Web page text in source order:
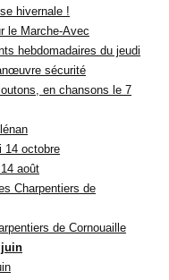
hivernale !
le Marche-Avec
hebdomadaires du jeudi
sécurité
en chansons le 7
14 octobre
août
Charpentiers de
de Cornouaille
juin